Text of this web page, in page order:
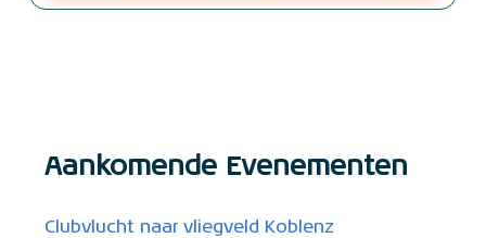
Aankomende Evenementen
Clubvlucht naar vliegveld Koblenz